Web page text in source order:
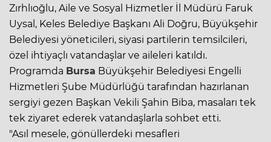
Zırhlıoğlu, Aile ve Sosyal Hizmetler İl Müdürü Faruk
Uysal, Keles Belediye Başkanı Ali Doğru, Büyükşehir
Belediyesi yöneticileri, siyasi partilerin temsilcileri,
özel ihtiyaçlı vatandaşlar ve aileleri katıldı.
Programda Bursa Büyükşehir Belediyesi Engelli
Hizmetleri Şube Müdürlüğü tarafından hazırlanan
sergiyi gezen Başkan Vekili Şahin Biba, masaları tek
tek ziyaret ederek vatandaşlarla sohbet etti.
"Asıl mesele, gönüllerdeki mesafleri